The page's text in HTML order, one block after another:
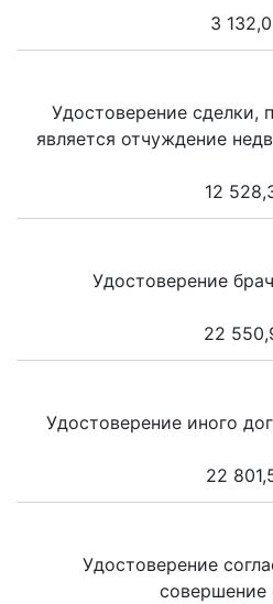
3
Удостоверение сделки,
является отчуждение
12
Удостоверение
22
Удостоверение иного
22
Удостоверение
совершение